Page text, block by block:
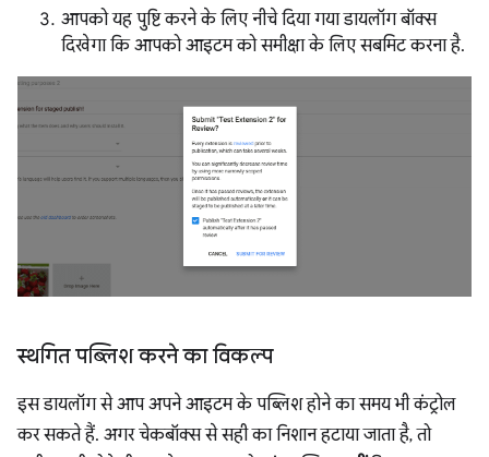
आपको यह पुष्टि करने के लिए नीचे दिया गया डायलॉग बॉक्स
दिखेगा कि आपको आइटम को समीक्षा के लिए सबमिट करना है.
स्थगित पब्लिश करने का विकल्प
इस डायलॉग से आप अपने आइटम के पब्लिश होने का समय भी कंट्रोल
कर सकते हैं. अगर चेकबॉक्स से सही का निशान हटाया जाता है, तो